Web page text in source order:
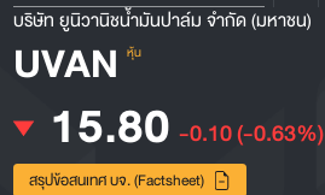
บริษัท ยูนิวานิชน้ำมันปาล์ม จำกัด (มหาชน)
UVAN หุ้น
15.80 -0.10(-0.63%)
สรุปข้อสนเทศ บจ. (Factsheet)